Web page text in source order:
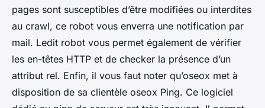
pages sont susceptibles d’être modifiées ou interdites
au crawl, ce robot vous enverra une notification par
mail. Ledit robot vous permet également de vérifier
les en-têtes HTTP et de checker la présence d’un
attribut rel. Enfin, il vous faut noter qu’oseox met à
disposition de sa clientèle oseox Ping. Ce logiciel